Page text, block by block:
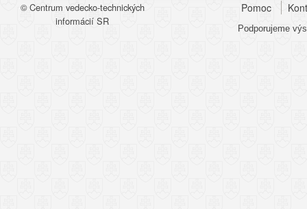
© Centrum vedecko-technických
informácií SR
Pomoc
Podporujeme